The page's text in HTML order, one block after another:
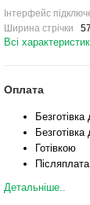
Інтерфейс
Ширина стрічки
Всі
Оплата
Готівкою
Післяплата
Детальніше..